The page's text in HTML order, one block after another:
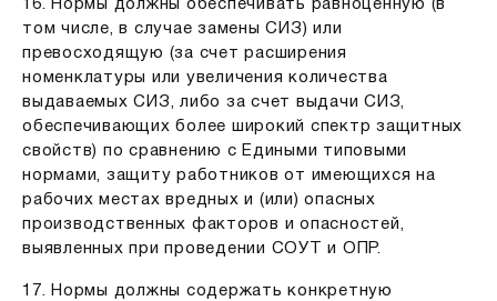
16. Нормы должны обеспечивать равноценную (в
том числе, в случае замены СИЗ) или
превосходящую (за счет расширения
номенклатуры или увеличения количества
выдаваемых СИЗ, либо за счет выдачи СИЗ,
обеспечивающих более широкий спектр защитных
свойств) по сравнению с Едиными типовыми
нормами, защиту работников от имеющихся на
рабочих местах вредных и (или) опасных
производственных факторов и опасностей,
выявленных при проведении СОУТ и ОПР.
17. Нормы должны содержать конкретную